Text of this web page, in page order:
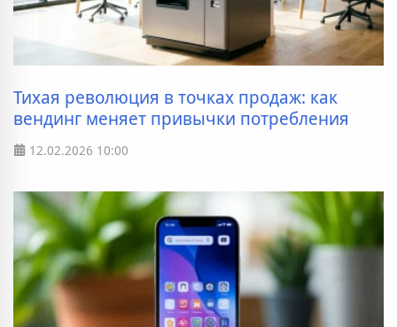
Тихая революция в точках продаж: как
вендинг меняет привычки потребления
12.02.2026 10:00